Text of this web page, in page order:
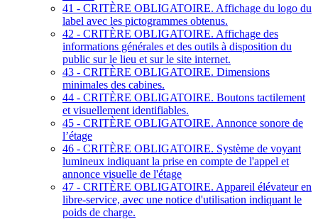
41 - CRITÈRE OBLIGATOIRE. Affichage du logo du
label avec les pictogrammes obtenus.
42 - CRITÈRE OBLIGATOIRE. Affichage des
informations générales et des outils à disposition du
public sur le lieu et sur le site internet.
43 - CRITÈRE OBLIGATOIRE. Dimensions
minimales des cabines.
44 - CRITÈRE OBLIGATOIRE. Boutons tactilement
et visuellement identifiables.
45 - CRITÈRE OBLIGATOIRE. Annonce sonore de
l’étage
46 - CRITÈRE OBLIGATOIRE. Système de voyant
lumineux indiquant la prise en compte de l'appel et
annonce visuelle de l'étage
47 - CRITÈRE OBLIGATOIRE. Appareil élévateur en
libre-service, avec une notice d'utilisation indiquant le
poids de charge.